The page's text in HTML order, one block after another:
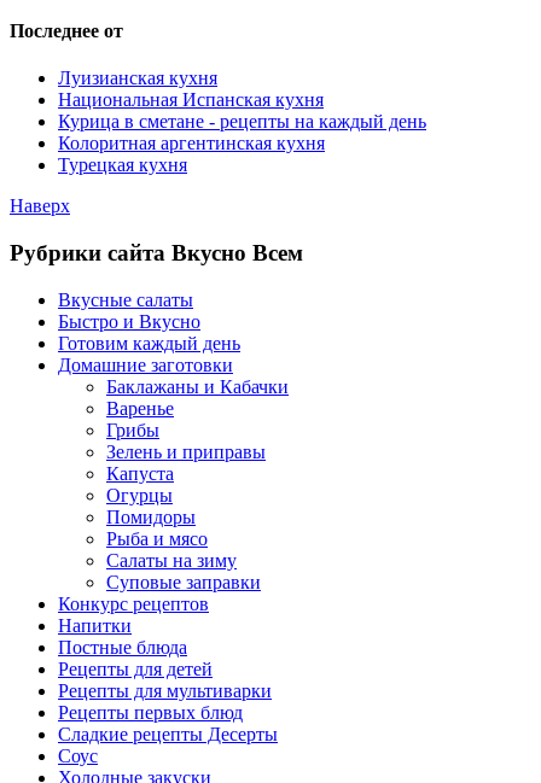
Последнее от
Луизианская кухня
Национальная Испанская кухня
Курица в сметане - рецепты на каждый день
Колоритная аргентинская кухня
Турецкая кухня
Наверх
Рубрики сайта Вкусно Всем
Вкусные салаты
Быстро и Вкусно
Готовим каждый день
Домашние заготовки
Баклажаны и Кабачки
Варенье
Грибы
Зелень и приправы
Капуста
Огурцы
Помидоры
Рыба и мясо
Салаты на зиму
Суповые заправки
Конкурс рецептов
Напитки
Постные блюда
Рецепты для детей
Рецепты для мультиварки
Рецепты первых блюд
Сладкие рецепты Десерты
Соус
Холодные закуски